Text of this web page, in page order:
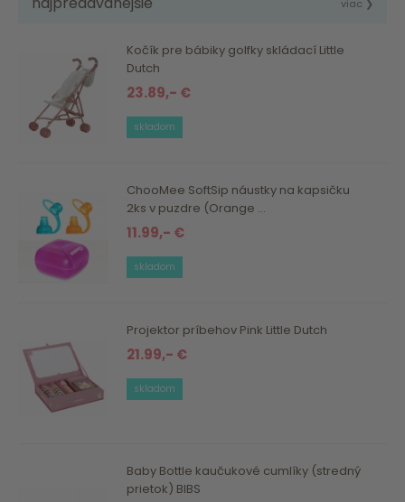
viac ❯
Kočík pre bábiky golfky skládací Little
Dutch
23.89,- €
skladom
ChooMee SoftSip náustky na kapsičku
2ks v puzdre (Orange ...
11.99,- €
skladom
Projektor príbehov Pink Little Dutch
21.99,- €
skladom
Baby Bottle kaučukové cumlíky (stredný
prietok) BIBS